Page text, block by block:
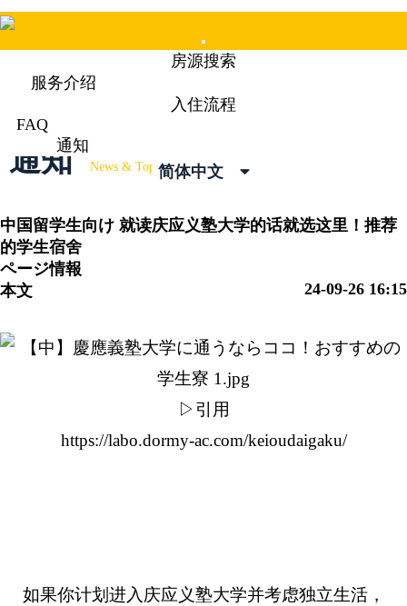
Mobile
Menu
房源搜索
服务介绍
入住流程
FAQ
通知
简体中文
通知 News & Topics
中国留学生向け 就读庆应义塾大学的话就选这里！推荐
的学生宿舍
ページ情報
24-09-26 16:15
本文
▷引用
https://labo.dormy-ac.com/keioudaigaku/
如果你计划进入庆应义塾大学并考虑独立生活，